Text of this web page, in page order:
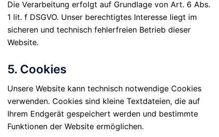
Die Verarbeitung erfolgt auf Grundlage von Art. 6 Abs.
1 lit. f DSGVO. Unser berechtigtes Interesse liegt im
sicheren und technisch fehlerfreien Betrieb dieser
Website.
5. Cookies
Unsere Website kann technisch notwendige Cookies
verwenden. Cookies sind kleine Textdateien, die auf
Ihrem Endgerät gespeichert werden und bestimmte
Funktionen der Website ermöglichen.